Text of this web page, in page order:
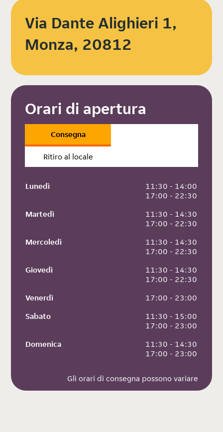
Via Dante Alighieri 1,
Monza, 20812
Orari di apertura
Consegna
Ritiro al locale
Lunedì
11:30 - 14:00
17:00 - 22:30
Martedì
11:30 - 14:30
17:00 - 22:30
Mercoledì
11:30 - 14:30
17:00 - 22:30
Giovedì
11:30 - 14:30
17:00 - 22:30
Venerdì
17:00 - 23:00
Sabato
11:30 - 15:00
17:00 - 23:00
Domenica
11:30 - 14:30
17:00 - 23:00
Gli orari di consegna possono variare